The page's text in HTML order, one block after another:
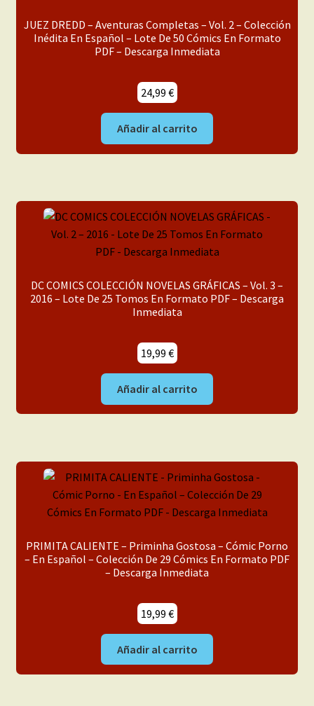
JUEZ DREDD – Aventuras Completas – Vol. 2 – Colección
Inédita En Español – Lote De 50 Cómics En Formato
PDF – Descarga Inmediata
24,99 €
Añadir al carrito
DC COMICS COLECCIÓN NOVELAS GRÁFICAS – Vol. 3 –
2016 – Lote De 25 Tomos En Formato PDF – Descarga
Inmediata
19,99 €
Añadir al carrito
PRIMITA CALIENTE – Priminha Gostosa – Cómic Porno
– En Español – Colección De 29 Cómics En Formato PDF
– Descarga Inmediata
19,99 €
Añadir al carrito